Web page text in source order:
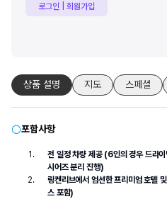
로그인 | 회원가입
상품 설명 지도 스페셜
포함사항
전 일정 차량 제공 (6인의 경우 드라
시어즈 분리 진행)
링켄리브에서 엄선한 프리미엄 호텔
스 포함)